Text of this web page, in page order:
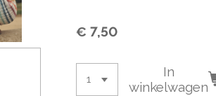
€ 7,50
In
winkelwagen